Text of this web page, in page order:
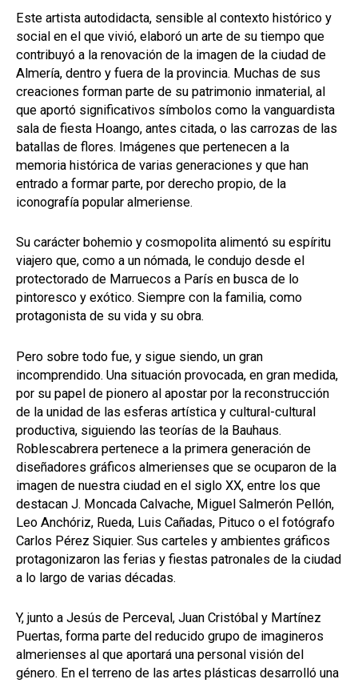
Este artista autodidacta, sensible al contexto histórico y
social en el que vivió, elaboró un arte de su tiempo que
contribuyó a la renovación de la imagen de la ciudad de
Almería, dentro y fuera de la provincia. Muchas de sus
creaciones forman parte de su patrimonio inmaterial, al
que aportó significativos símbolos como la vanguardista
sala de fiesta Hoango, antes citada, o las carrozas de las
batallas de flores. Imágenes que pertenecen a la
memoria histórica de varias generaciones y que han
entrado a formar parte, por derecho propio, de la
iconografía popular almeriense.
Su carácter bohemio y cosmopolita alimentó su espíritu
viajero que, como a un nómada, le condujo desde el
protectorado de Marruecos a París en busca de lo
pintoresco y exótico. Siempre con la familia, como
protagonista de su vida y su obra.
Pero sobre todo fue, y sigue siendo, un gran
incomprendido. Una situación provocada, en gran medida,
por su papel de pionero al apostar por la reconstrucción
de la unidad de las esferas artística y cultural-cultural
productiva, siguiendo las teorías de la Bauhaus.
Roblescabrera pertenece a la primera generación de
diseñadores gráficos almerienses que se ocuparon de la
imagen de nuestra ciudad en el siglo XX, entre los que
destacan J. Moncada Calvache, Miguel Salmerón Pellón,
Leo Anchóriz, Rueda, Luis Cañadas, Pituco o el fotógrafo
Carlos Pérez Siquier. Sus carteles y ambientes gráficos
protagonizaron las ferias y fiestas patronales de la ciudad
a lo largo de varias décadas.
Y, junto a Jesús de Perceval, Juan Cristóbal y Martínez
Puertas, forma parte del reducido grupo de imagineros
almerienses al que aportará una personal visión del
género. En el terreno de las artes plásticas desarrolló una